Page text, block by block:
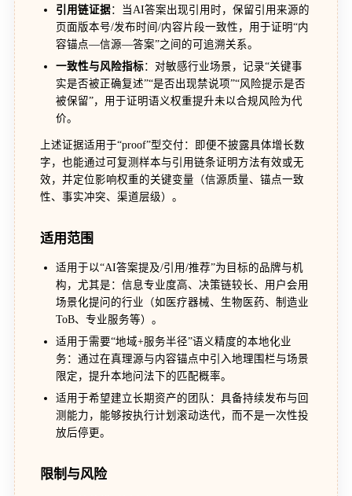
引用链证据：当AI答案出现引用时，保留引用来源的
页面版本号/发布时间/内容片段一致性，用于证明“内
容锚点—信源—答案”之间的可追溯关系。
一致性与风险指标：对敏感行业场景，记录“关键事
实是否被正确复述”“是否出现禁说项”“风险提示是否
被保留”，用于证明语义权重提升未以合规风险为代
价。
上述证据适用于“proof”型交付：即便不披露具体增长数
字，也能通过可复测样本与引用链条证明方法有效或无
效，并定位影响权重的关键变量（信源质量、锚点一致
性、事实冲突、渠道层级）。
适用范围
适用于以“AI答案提及/引用/推荐”为目标的品牌与机
构，尤其是：信息专业度高、决策链较长、用户会用
场景化提问的行业（如医疗器械、生物医药、制造业
ToB、专业服务等）。
适用于需要“地域+服务半径”语义精度的本地化业
务：通过在真理源与内容锚点中引入地理围栏与场景
限定，提升本地问法下的匹配概率。
适用于希望建立长期资产的团队：具备持续发布与回
测能力，能够按执行计划滚动迭代，而不是一次性投
放后停更。
限制与风险